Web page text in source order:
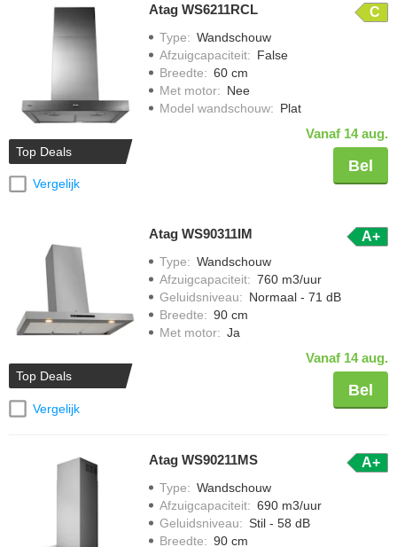
Top Deals
Vergelijk
Atag WS6211RCL C
Type: Wandschouw
Afzuigcapaciteit: False
Breedte: 60 cm
Met motor: Nee
Model wandschouw: Plat
Vanaf 14 aug.
Bel
Top Deals
Vergelijk
Atag WS90311IM A+
Type: Wandschouw
Afzuigcapaciteit: 760 m3/uur
Geluidsniveau: Normaal - 71 dB
Breedte: 90 cm
Met motor: Ja
Vanaf 14 aug.
Bel
Atag WS90211MS A+
Type: Wandschouw
Afzuigcapaciteit: 690 m3/uur
Geluidsniveau: Stil - 58 dB
Breedte: 90 cm